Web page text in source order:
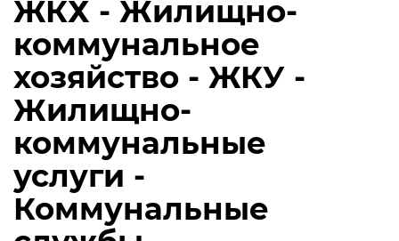
ЖКХ - Жилищно-
коммунальное
хозяйство - ЖКУ -
Жилищно-
коммунальные
услуги -
Коммунальные